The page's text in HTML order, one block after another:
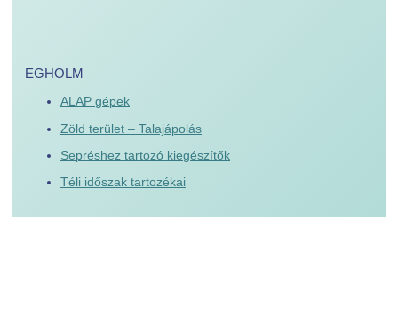
EGHOLM
ALAP gépek
Zöld terület – Talajápolás
Sepréshez tartozó kiegészítők
Téli időszak tartozékai